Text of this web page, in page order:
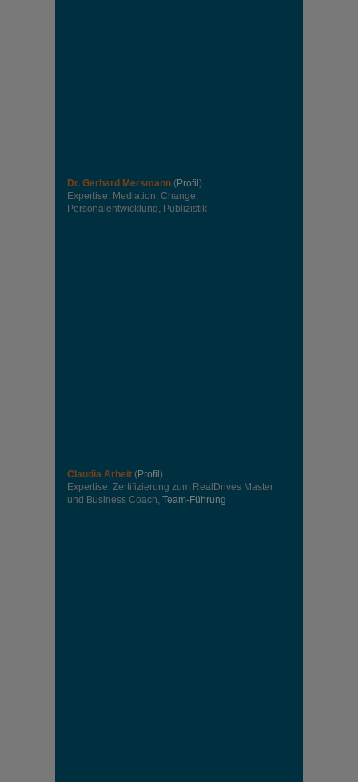
Dr. Gerhard Mersmann (Profil )
Expertise: Mediation, Change,
Personalentwicklung, Publizistik
Claudia Arheit (Profil )
Expertise: Zertifizierung zum RealDrives Master
und Business Coach, Team-Führung